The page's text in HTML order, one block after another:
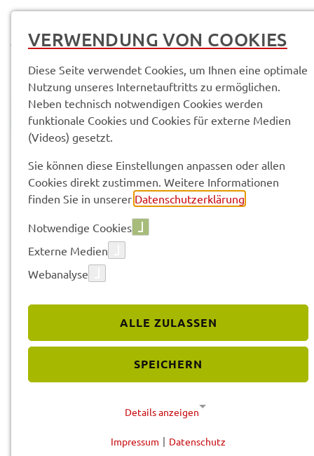
Vorle­sen
Platz da! -
Verbor­ge­nen
Wohn­raum
entde­cken und
nutzen
VERWENDUNG VON COOKIES
Diese Seite verwendet Cookies, um Ihnen eine optimale
Nutzung unseres Internetauftritts zu ermöglichen.
Neben technisch notwendigen Cookies werden
funktionale Cookies und Cookies für externe Medien
(Videos) gesetzt.
Sie können diese Einstellungen anpassen oder allen
Cookies direkt zustimmen. Weitere Informationen
finden Sie in unserer Datenschutzerklärung
Notwendige Cookies
Externe Medien
Webanalyse
ALLE ZULASSEN
SPEICHERN
Details anzeigen
Impressum | Datenschutz